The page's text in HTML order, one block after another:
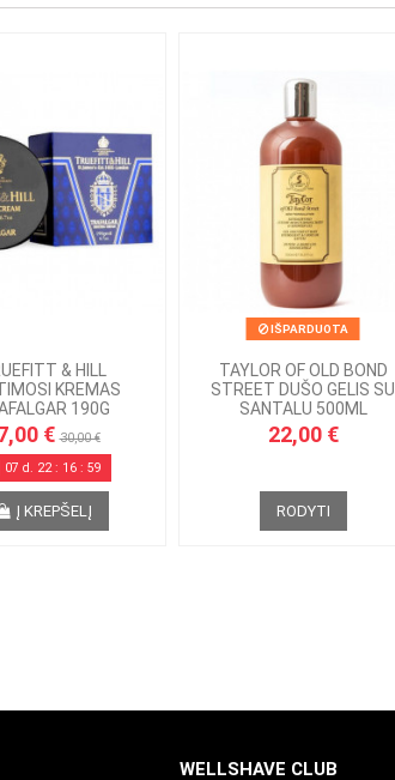
& HILL
KREMAS
190G
€30,00 €
07 d. 22: 16 :58
Į KREPŠELĮ
IŠPARDUOTA
TAYLOR OF OLD BOND
STREET DUŠO GELIS SU
SANTALU 500ML
22,00 €
RODYTI
WELLSHAVE CLUB